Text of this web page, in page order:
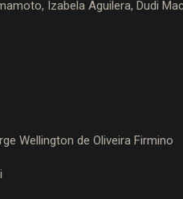
Izabela Aguilera, Dudi
Wellington de Oliveira Firmino